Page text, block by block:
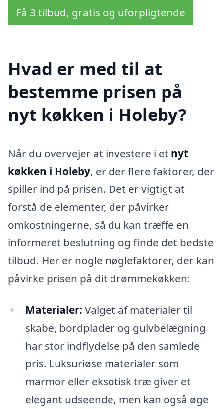
Få 3 tilbud, gratis og uforpligtende
Hvad er med til at
bestemme prisen på
nyt køkken i Holeby?
Når du overvejer at investere i et nyt
køkken i Holeby, er der flere faktorer, der
spiller ind på prisen. Det er vigtigt at
forstå de elementer, der påvirker
omkostningerne, så du kan træffe en
informeret beslutning og finde det bedste
tilbud. Her er nogle nøglefaktorer, der kan
påvirke prisen på dit drømmekøkken:
Materialer: Valget af materialer til
skabe, bordplader og gulvbelægning
har stor indflydelse på den samlede
pris. Luksuriøse materialer som
marmor eller eksotisk træ giver et
elegant udseende, men kan også øge